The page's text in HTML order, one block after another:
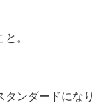
。
タンダードになり